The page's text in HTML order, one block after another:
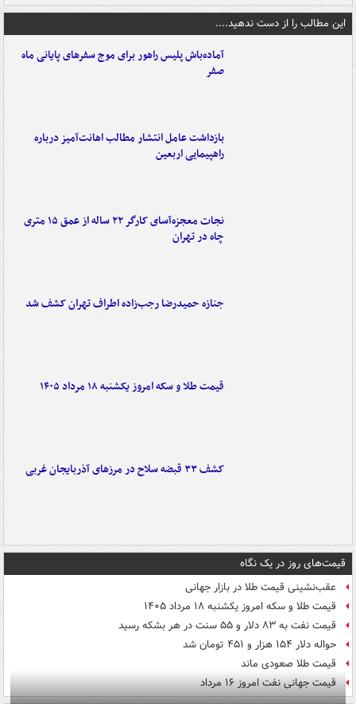
این مطالب را از دست ندهید....
آماده‌باش پلیس راهور برای موج سفرهای پایانی ماه
صفر
بازداشت عامل انتشار مطالب اهانت‌آمیز درباره
راهپیمایی اربعین
نجات معجزه‌آسای کارگر ۲۲ ساله از عمق ۱۵ متری
چاه در تهران
جنازه حمیدرضا رجب‌زاده اطراف تهران کشف شد
قیمت طلا و سکه امروز یکشنبه ۱۸ مرداد ۱۴۰۵
کشف ۳۳ قبضه سلاح در مرزهای آذربایجان غربی
قیمت‌های روز در یک نگاه
عقب‌نشینی قیمت طلا در بازار جهانی
قیمت طلا و سکه امروز یکشنبه ۱۸ مرداد ۱۴۰۵
قیمت نفت به ۸۳ دلار و ۵۵ سنت در هر بشکه رسید
حواله دلار ۱۵۴ هزار و ۴۵۱ تومان شد
قیمت طلا صعودی ماند
قیمت جهانی نفت امروز ۱۶ مرداد